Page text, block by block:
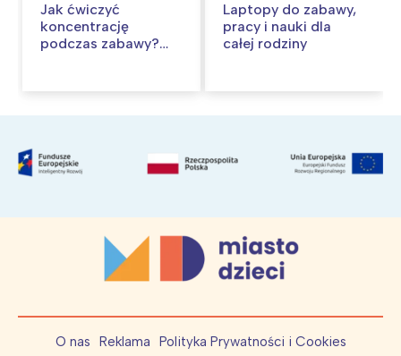
Jak ćwiczyć
koncentrację
podczas zabawy?
Laptopy do zabawy,
pracy i nauki dla
całej rodziny
O nas Reklama Polityka Prywatności i Cookies